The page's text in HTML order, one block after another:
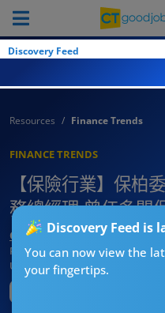
Discovery Feed
Discovery Feed is
You can now view the
your fingertips.
Resources Finance Trends
FINANCE TRENDS
【保險行業】保柏
務總經理 曾任多間
CTgoodjobs’ Editor
Published: 2022-04-12
Updated:2022-11-30 17:28